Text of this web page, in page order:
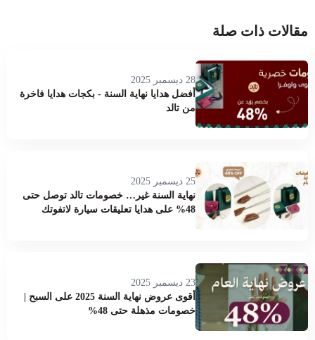
مقالات ذات صلة
28 ديسمبر 2025
أفضل هدايا نهاية السنة - بكجات هدايا فاخرة
من تالد
25 ديسمبر 2025
نهاية السنة غير… خصومات تالد توصل حتى
48% على هدايا تعليقات سيارة لاتفوتك
23 ديسمبر 2025
أقوى عروض نهاية السنة 2025 على السبح |
خصومات مذهلة حتى 48%